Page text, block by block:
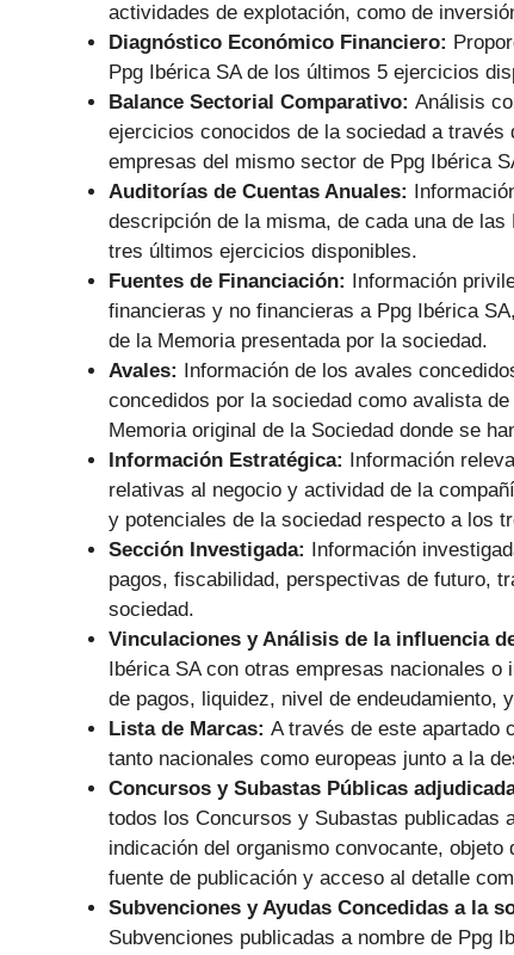
actividades de explotación, como de
Diagnóstico Económico Financiero:
Ppg Ibérica SA de los últimos 5 ejercicios
Balance Sectorial Comparativo: Análisis
ejercicios conocidos de la sociedad a
empresas del mismo sector de Ppg Ibérica
Auditorías de Cuentas Anuales:
descripción de la misma, de cada una de
tres últimos ejercicios disponibles.
Fuentes de Financiación: Información
financieras y no financieras a Ppg Ibérica
de la Memoria presentada por la sociedad.
Avales: Información de los avales
concedidos por la sociedad como avalista
Memoria original de la Sociedad donde se
Información Estratégica: Información
relativas al negocio y actividad de la
y potenciales de la sociedad respecto a los
Sección Investigada: Información
pagos, fiscabilidad, perspectivas de futuro,
sociedad.
Vinculaciones y Análisis de la influencia
Ibérica SA con otras empresas nacionales
de pagos, liquidez, nivel de endeudamiento,
Lista de Marcas: A través de este apartado
tanto nacionales como europeas junto a la
Concursos y Subastas Públicas
todos los Concursos y Subastas publicadas
indicación del organismo convocante,
fuente de publicación y acceso al detalle
Subvenciones y Ayudas Concedidas a la
Subvenciones publicadas a nombre de Ppg